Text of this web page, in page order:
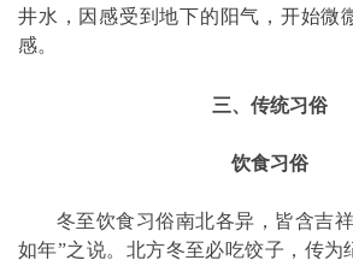
井水，因感受到地下的阳气，开始微
感。
三、传统习俗
饮食习俗
冬至饮食习俗南北各异，皆含吉
如年”之说。北方冬至必吃饺子，传为